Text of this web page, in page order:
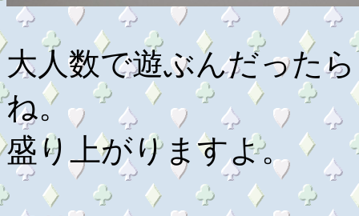
大人数で遊ぶんだった
ね。
盛り上がりますよ。